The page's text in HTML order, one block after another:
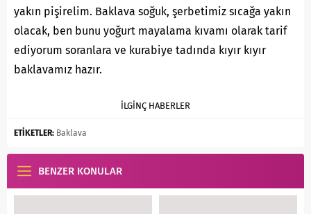
yakın pişirelim. Baklava soğuk, şerbetimiz sıcağa yakın
olacak, ben bunu yoğurt mayalama kıvamı olarak tarif
ediyorum soranlara ve kurabiye tadında kıyır kıyır
baklavamız hazır.
İLGİNÇ HABERLER
ETİKETLER: Baklava
BENZER KONULAR